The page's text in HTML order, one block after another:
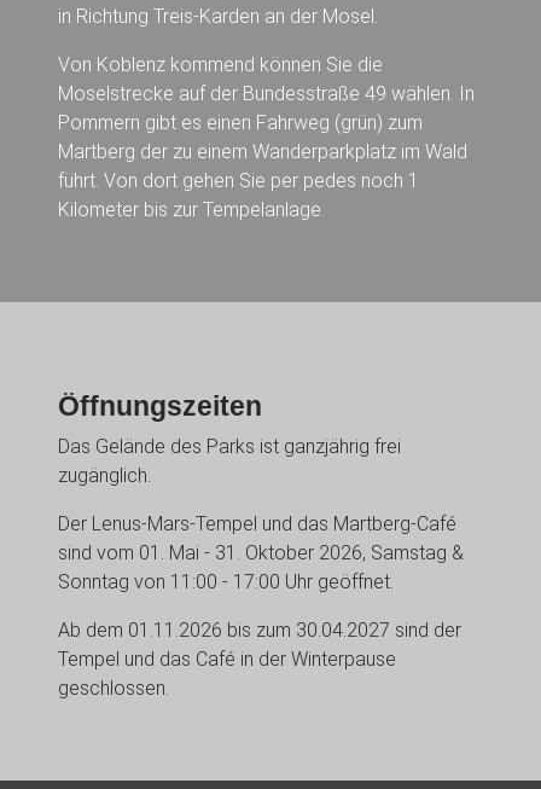
in Richtung Treis-Karden an der Mosel.
Von Koblenz kommend können Sie die
Moselstrecke auf der Bundesstraße 49 wählen. In
Pommern gibt es einen Fahrweg (grün) zum
Martberg der zu einem Wanderparkplatz im Wald
führt. Von dort gehen Sie per pedes noch 1
Kilometer bis zur Tempelanlage.
Öffnungszeiten
Das Gelände des Parks ist ganzjährig frei
zugänglich.
Der Lenus-Mars-Tempel und das Martberg-Café
sind vom 01. Mai - 31. Oktober 2026, Samstag &
Sonntag von 11:00 - 17:00 Uhr geöffnet.
Ab dem 01.11.2026 bis zum 30.04.2027 sind der
Tempel und das Café in der Winterpause
geschlossen.